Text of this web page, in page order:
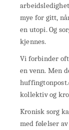
mye for gitt,
en utopi. Og
kjennes.
Vi forbinder
en venn. Men
kollektiv og
Kronisk sorg
med følelser